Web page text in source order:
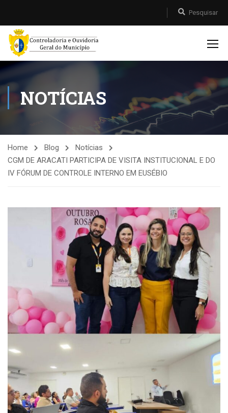
NOTÍCIAS
Home Blog
Notícias
CGM DE ARACATI PARTICIPA DE VISITA INSTITUCIONAL E DO
IV FÓRUM DE CONTROLE INTERNO EM EUSÉBIO